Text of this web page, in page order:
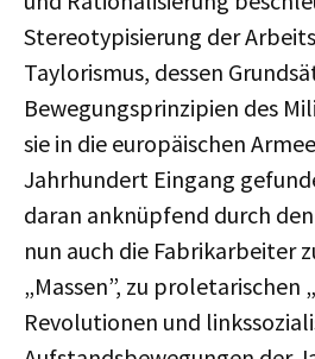
Stereotypisierung der
Taylorismus, dessen
Bewegungsprinzipien des
sie in die europäischen
Jahrhundert Eingang
daran anknüpfend durch
nun auch die Fabrikarbeiter
„Massen”, zu proletarischen
Revolutionen und